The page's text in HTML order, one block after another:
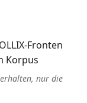
nur die